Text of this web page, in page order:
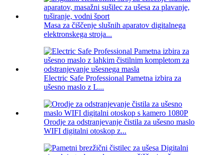
Masa za čiščenje slušnih aparatov digitalnega
elektronskega stroja...
Electric Safe Professional Pametna izbira za
ušesno maslo z L...
Orodje za odstranjevanje čistila za ušesno maslo
WIFI digitalni otoskop z...